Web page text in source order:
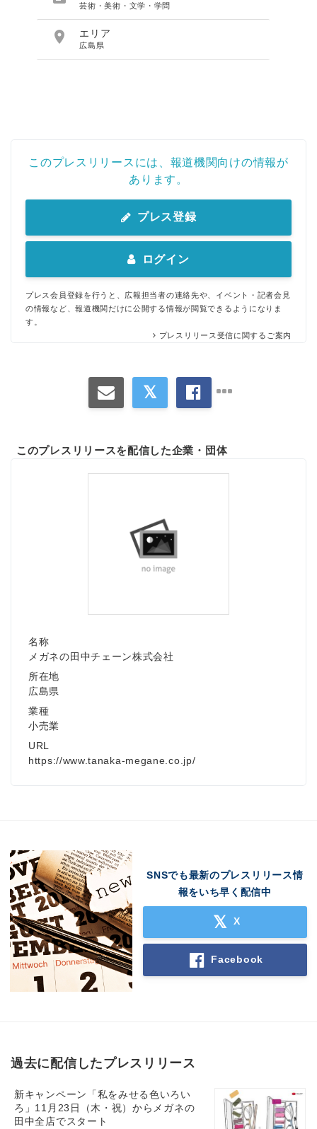
芸術・美術・文学・学問
 エリア
広島県
このプレスリリースには、報道機関向けの情報が
あります。
プレス登録
ログイン
プレス会員登録を行うと、広報担当者の連絡先や、イベント・記者会見
の情報など、報道機関だけに公開する情報が閲覧できるようになりま
す。
プレスリリース受信に関するご案内
このプレスリリースを配信した企業・団体
名称
メガネの田中チェーン株式会社
所在地
広島県
業種
小売業
URL
https://www.tanaka-megane.co.jp/
SNSでも最新のプレスリリース情
報をいち早く配信中
X
Facebook
過去に配信したプレスリリース
新キャンペーン「私をみせる色いろい
ろ」11月23日（木・祝）からメガネの
田中全店でスタート